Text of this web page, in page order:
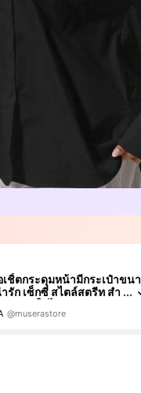
เชิ้ตกระดุมหน้ามีกระเป๋าขนา
รัก เซ็กซี่ สไตล์สตรีท สำ
ออฟฟิศ สง่างาม
@muserastore